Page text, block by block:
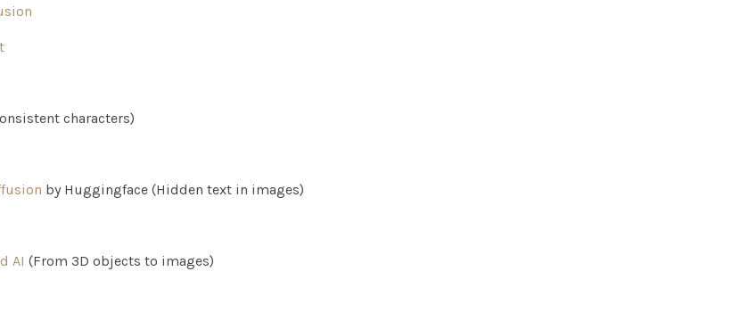
characters)
by Huggingface (Hidden text in images)
AI (From 3D objects to images)